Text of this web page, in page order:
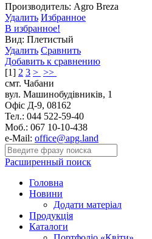
Производитель: Agro Breza
Удалить Избранное
В избранное!
Вид: Плетистый
Удалить Сравнить
Добавить к сравнению
[1] 2 3 > >>
смт. Чабани
вул. Машинобудівників, 1
Офіс Д-9, 08162
Тел.: 044 522-59-40
Моб.: 067 10-10-438
e-Mail: office@apg.land
Расширенный поиск
Головна
Новини
Додати матеріал
Продукція
Каталоги